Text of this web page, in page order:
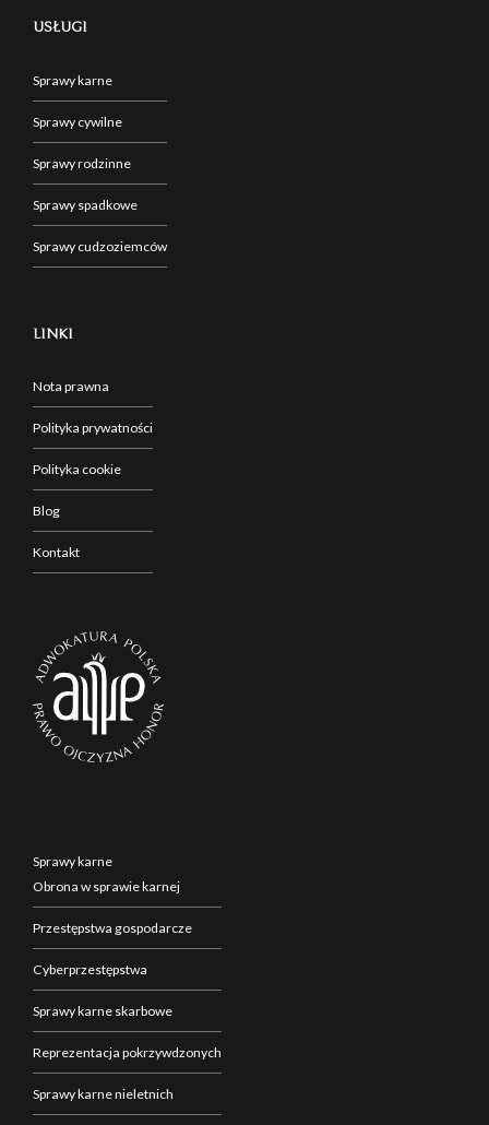
USŁUGI
Sprawy karne
Sprawy cywilne
Sprawy rodzinne
Sprawy spadkowe
Sprawy cudzoziemców
LINKI
Nota prawna
Polityka prywatności
Polityka cookie
Blog
Kontakt
Sprawy karne
Obrona w sprawie karnej
Przestępstwa gospodarcze
Cyberprzestępstwa
Sprawy karne skarbowe
Reprezentacja pokrzywdzonych
Sprawy karne nieletnich